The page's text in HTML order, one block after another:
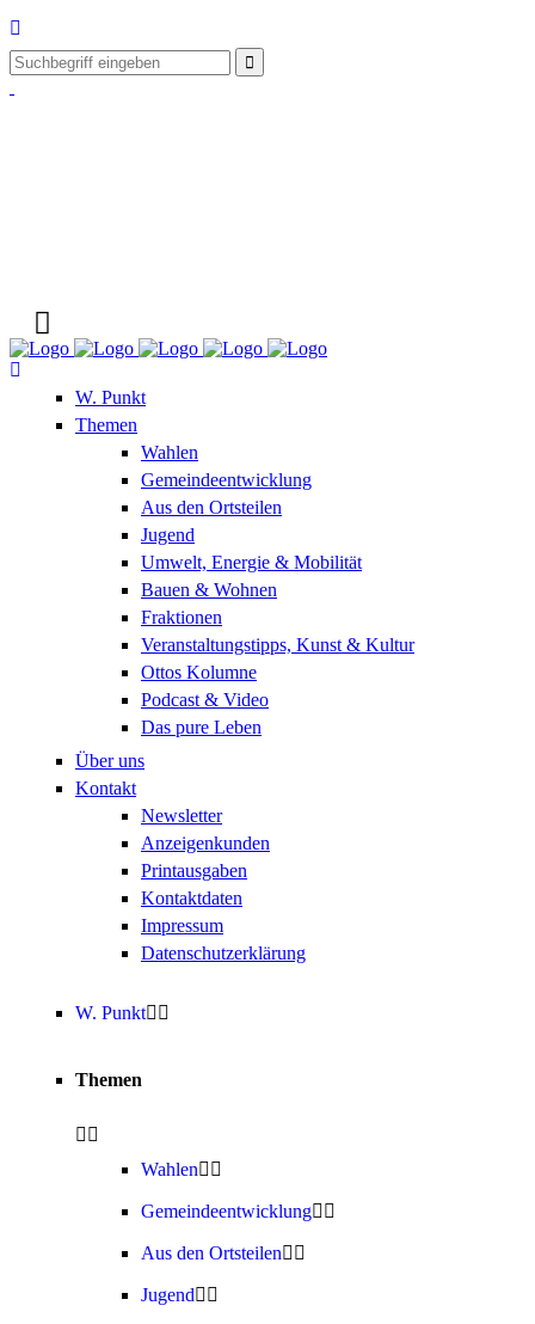
W. Punkt
Themen
Wahlen
Gemeindeentwicklung
Aus den Ortsteilen
Jugend
Umwelt, Energie & Mobilität
Bauen & Wohnen
Fraktionen
Veranstaltungstipps, Kunst & Kultur
Ottos Kolumne
Podcast & Video
Das pure Leben
Über uns
Kontakt
Newsletter
Anzeigenkunden
Printausgaben
Kontaktdaten
Impressum
Datenschutzerklärung
W. Punkt
Themen
Wahlen
Gemeindeentwicklung
Aus den Ortsteilen
Jugend